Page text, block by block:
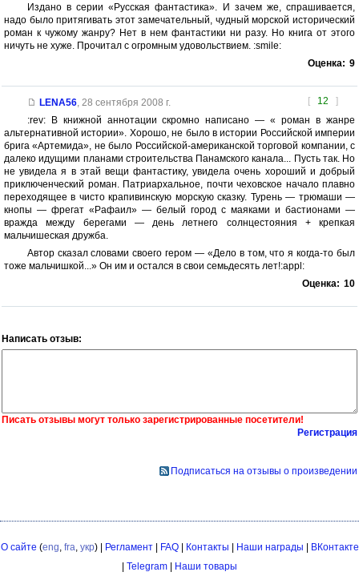
Издано в серии «Русская фантастика». И зачем же, спрашивается,
надо было притягивать этот замечательный, чудный морской исторический
роман к чужому жанру? Нет в нем фантастики ни разу. Но книга от этого
ничуть не хуже. Прочитал с огромным удовольствием. :smile:
Оценка: 9
[ 12 ]
LENA56, 28 сентября 2008 г.
:rev: В книжной аннотации скромно написано — « роман в жанре
альтернативной истории». Хорошо, не было в истории Российской империи
брига «Артемида», не было Российской-американской торговой компании, с
далеко идущими планами строительства Панамского канала... Пусть так. Но
не увидела я в этай вещи фантастику, увидела очень хороший и добрый
приключенческий роман. Патриархальное, почти чеховское начало плавно
переходящее в чисто крапивинскую морскую сказку. Турень — трюмаши —
кнопы — фрегат «Рафаил» — белый город с маяками и бастионами —
вражда между берегами — день летнего солнцестояния + крепкая
мальчишеская дружба.
Автор сказал словами своего гером — «Дело в том, что я когда-то был
тоже мальчишкой...» Он им и остался в свои семьдесять лет!:appl:
Оценка: 10
Написать отзыв:
Писать отзывы могут только зарегистрированные посетители!
Регистрация
Подписаться на отзывы о произведении
О сайте (eng fra укр) | Регламент| FAQ| Контакты | Наши награды | ВКонтакте
| Telegram | Наши товары